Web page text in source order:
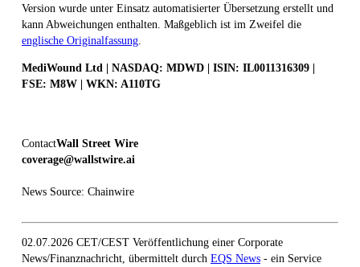
Version wurde unter Einsatz automatisierter Übersetzung erstellt und
kann Abweichungen enthalten. Maßgeblich ist im Zweifel die
englische Originalfassung
MediWound Ltd | NASDAQ: MDWD | ISIN: IL0011316309 |
FSE: M8W | WKN: A110TG
ContactWall Street Wire
coverage@wallstwire.ai
News Source: Chainwire
02.07.2026 CET/CEST Veröffentlichung einer Corporate
News/Finanznachricht, übermittelt durch EQS News - ein Service